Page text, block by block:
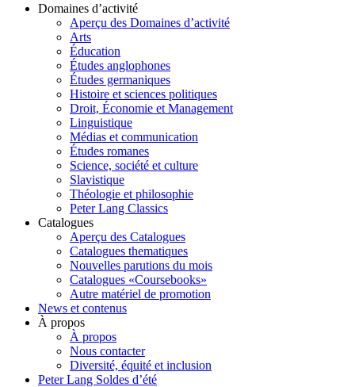
Domaines d’activité
Aperçu des Domaines d’activité
Arts
Éducation
Études anglophones
Études germaniques
Histoire et sciences politiques
Droit, Économie et Management
Linguistique
Médias et communication
Études romanes
Science, société et culture
Slavistique
Théologie et philosophie
Peter Lang Classics
Catalogues
Aperçu des Catalogues
Catalogues thematiques
Nouvelles parutions du mois
Catalogues «Coursebooks»
Autre matériel de promotion
News et contenus
À propos
À propos
Nous contacter
Diversité, équité et inclusion
Peter Lang Soldes d’été